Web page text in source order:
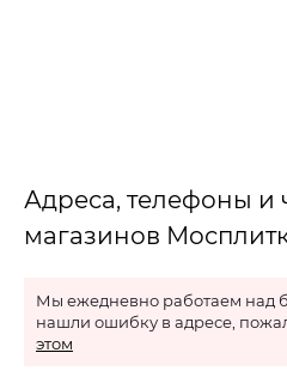
Адреса, телефоны и
магазинов
Мы ежедневно работаем над
нашли ошибку в адресе,
этом